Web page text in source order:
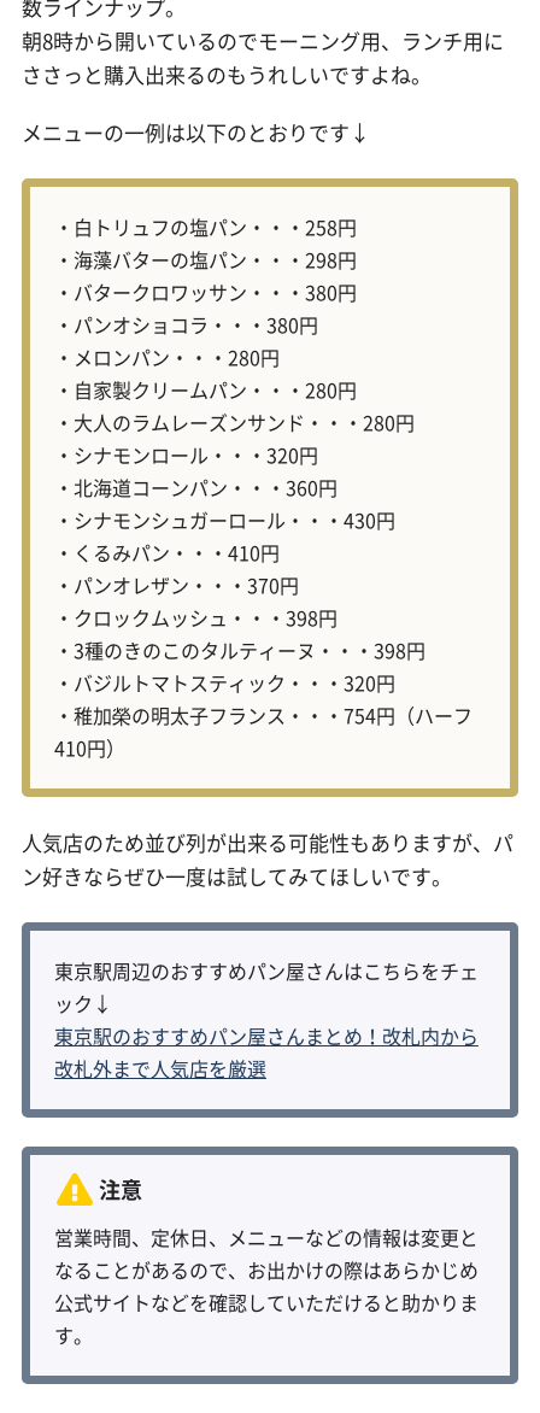
数ラインナップ。
朝8時から開いているのでモーニング用、ランチ用に
ささっと購入出来るのもうれしいですよね。
メニューの一例は以下のとおりです↓
・白トリュフの塩パン・・・258円
・海藻バターの塩パン・・・298円
・バタークロワッサン・・・380円
・パンオショコラ・・・380円
・メロンパン・・・280円
・自家製クリームパン・・・280円
・大人のラムレーズンサンド・・・280円
・シナモンロール・・・320円
・北海道コーンパン・・・360円
・シナモンシュガーロール・・・430円
・くるみパン・・・410円
・パンオレザン・・・370円
・クロックムッシュ・・・398円
・3種のきのこのタルティーヌ・・・398円
・バジルトマトスティック・・・320円
・稚加榮の明太子フランス・・・754円（ハーフ
410円）
人気店のため並び列が出来る可能性もありますが、パ
ン好きならぜひ一度は試してみてほしいです。
東京駅周辺のおすすめパン屋さんはこちらをチェ
ック↓
東京駅のおすすめパン屋さんまとめ！改札内から
改札外まで人気店を厳選
営業時間、定休日、メニューなどの情報は変更と
なることがあるので、お出かけの際はあらかじめ
公式サイトなどを確認していただけると助かりま
す。